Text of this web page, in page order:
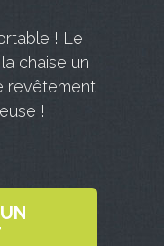
! Le
chaise un
revêtement
!